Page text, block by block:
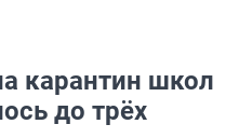
карантин школ
до трёх